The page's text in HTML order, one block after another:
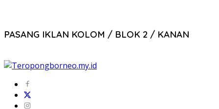
PASANG IKLAN KOLOM / BLOK 2 / KANAN